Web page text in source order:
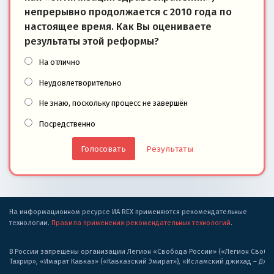
непрерывно продолжается с 2010 года по
настоящее время. Как Вы оцениваете
результаты этой реформы?
На отлично
Неудовлетворительно
Не знаю, поскольку процесс не завершён
Посредственно
Результаты
На информационном ресурсе ИА REX применяются рекомендательные
технологии. Правила применения рекомендательных технологий.
В России запрещены организации Легион «Свобода России» («Легион
Тахрир», «Имарат Кавказ» («Кавказский Эмират»), «Исламский джихад –